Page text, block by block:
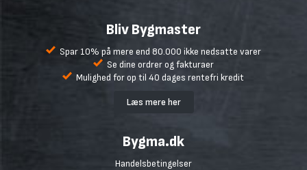
Bliv Bygmaster
Spar 10% på mere end 80.000 ikke nedsatte varer
Se dine ordrer og fakturaer
Mulighed for op til 40 dages rentefri kredit
Læs mere her
Bygma.dk
Handelsbetingelser